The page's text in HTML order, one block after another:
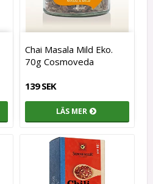
Chai Masala Mild Eko.
70g Cosmoveda
139 SEK
LÄS MER